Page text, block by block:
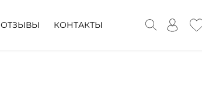
ОТЗЫВЫ КОНТАКТЫ